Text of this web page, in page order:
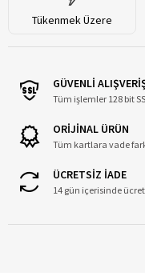
Tükenmek Üzere
GÜVENLİ
Tüm işlemler 128 bit
ORİJİNAL ÜRÜN
Tüm kartlara vade
ÜCRETSİZ İADE
14 gün içerisinde